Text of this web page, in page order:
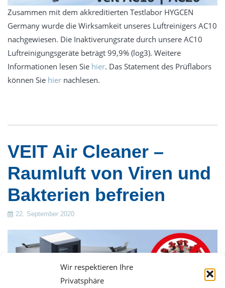
Wir respektieren Ihre
Privatsphäre
Service
Essentia -Wartungsverträge
MBKU
UVV VDE
Grundlehrgang Lagoon Advance Care
Kontakt
Datenschutz
Impressum
Zusammen mit dem akkreditierten Testlabor HYGCEN
Germany wurde die Wirksamkeit unseres Luftreinigers AC10
nachgewiesen. Die Inaktiverungsrate durch unsere AC10
Luftreinigungsgeräte beträgt 99,9% (log3). Weitere
Informationen lesen Sie hier. Das Statement des Prüflabors
können Sie hier nachlesen.
VEIT Air Cleaner –
Raumluft von Viren und
Bakterien befreien
22. September 2020